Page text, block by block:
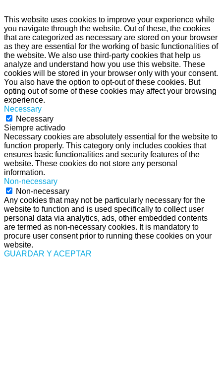
This website uses cookies to improve your experience while
you navigate through the website. Out of these, the cookies
that are categorized as necessary are stored on your browser
as they are essential for the working of basic functionalities of
the website. We also use third-party cookies that help us
analyze and understand how you use this website. These
cookies will be stored in your browser only with your consent.
You also have the option to opt-out of these cookies. But
opting out of some of these cookies may affect your browsing
experience.
Necessary
Necessary
Siempre activado
Necessary cookies are absolutely essential for the website to
function properly. This category only includes cookies that
ensures basic functionalities and security features of the
website. These cookies do not store any personal
information.
Non-necessary
Non-necessary
Any cookies that may not be particularly necessary for the
website to function and is used specifically to collect user
personal data via analytics, ads, other embedded contents
are termed as non-necessary cookies. It is mandatory to
procure user consent prior to running these cookies on your
website.
GUARDAR Y ACEPTAR